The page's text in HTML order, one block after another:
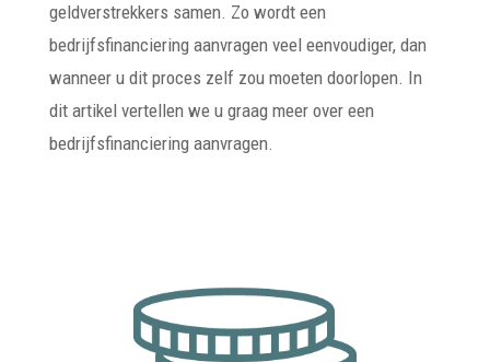
geldverstrekkers samen. Zo wordt een
bedrijfsfinanciering aanvragen veel eenvoudiger, dan
wanneer u dit proces zelf zou moeten doorlopen. In
dit artikel vertellen we u graag meer over een
bedrijfsfinanciering aanvragen.